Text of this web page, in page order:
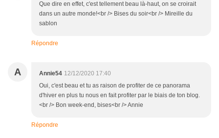
Que dire en effet, c'est tellement beau là-haut, on se croirait
dans un autre monde!<br /> Bises du soir<br /> Mireille du
sablon
Répondre
A Annie54 12/12/2020 17:40
Oui, c'est beau et tu as raison de profiter de ce panorama
d'hiver en plus tu nous en fait profiter par le biais de ton blog.
<br /> Bon week-end, bises<br /> Annie
Répondre